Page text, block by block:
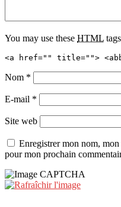
You may use these HTML
<a href="" title="">
Nom *
E-mail *
Site web
Enregistrer mon nom,
pour mon prochain